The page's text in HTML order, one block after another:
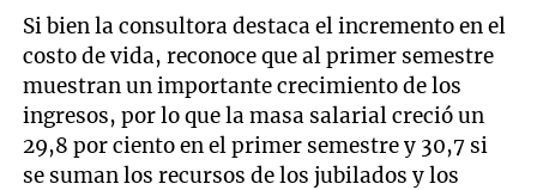
Si bien la consultora destaca el incremento en el
costo de vida, reconoce que al primer semestre
muestran un importante crecimiento de los
ingresos, por lo que la masa salarial creció un
29,8 por ciento en el primer semestre y 30,7 si
se suman los recursos de los jubilados y los